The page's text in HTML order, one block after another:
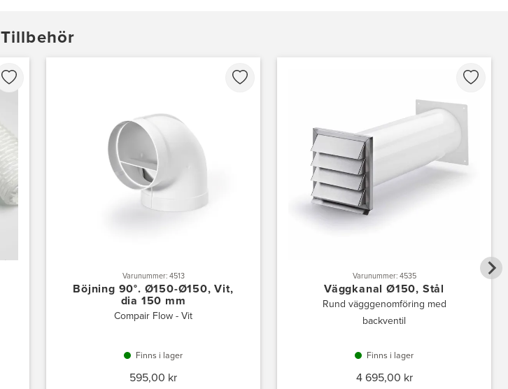
Tillbehör
Varunummer: 4513
Böjning 90°. Ø150-Ø150, Vit,
dia 150 mm
Compair Flow - Vit
Finns i lager
595,00 kr
Varunummer: 4535
Väggkanal Ø150, Stål
Rund vägggenomföring med
backventil
Finns i lager
4 695,00 kr